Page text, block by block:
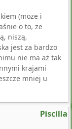
(moze i
o to, ze
niszą,
jest za bardzo
nie ma aż tak
krajami
mniej u
Piscilla